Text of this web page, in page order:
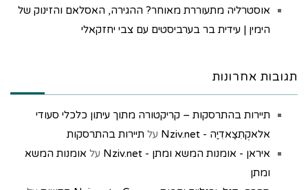
אוסטרליה מתעוררת מאוחר? ההגירה, האסלאם והזינוק של
הימין | עידית בר בערביסטים עם צבי יחזקאלי
תגובות אחרונות
תיירות בהתרסקות – קריקטורה מתוך עיתון כלכלי סעודי
אלאקְתִצַאדִיַה - Nziv.net
על תיירות בהתרסקות
איראן - אומנות המשא ומתן - Nziv.net
על אומנות המשא
ומתן